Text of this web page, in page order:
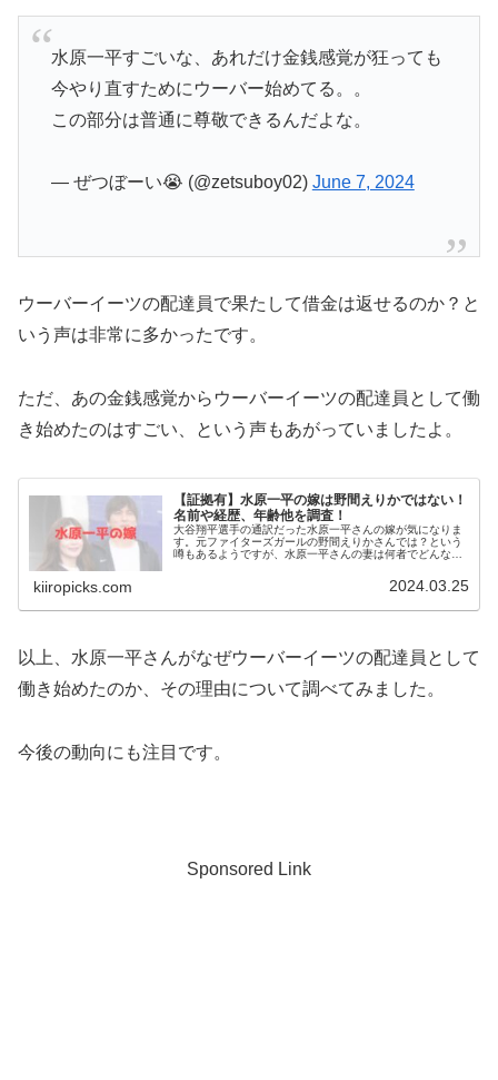
水原一平すごいな、あれだけ金銭感覚が狂っても
今やり直すためにウーバー始めてる。。
この部分は普通に尊敬できるんだよな。
— ぜつぼーい😭 (@zetsuboy02) June 7, 2024
ウーバーイーツの配達員で果たして借金は返せるのか？と
いう声は非常に多かったです。
ただ、あの金銭感覚からウーバーイーツの配達員として働
き始めたのはすごい、という声もあがっていましたよ。
【証拠有】水原一平の嫁は野間えりかではない！
名前や経歴、年齢他を調査！
大谷翔平選手の通訳だった水原一平さんの嫁が気になりま
す。元ファイターズガールの野間えりかさんでは？という
噂もあるようですが、水原一平さんの妻は何者でどんな人
kiiropicks.com 2024.03.25
以上、水原一平さんがなぜウーバーイーツの配達員として
働き始めたのか、その理由について調べてみました。
今後の動向にも注目です。
Sponsored Link